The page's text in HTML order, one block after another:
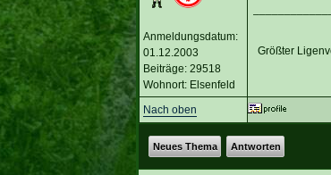
Anmeldungsdatum:
01.12.2003
Beiträge: 29518
Wohnort: Elsenfeld
Größter
Nach oben
Neues Thema Antworten